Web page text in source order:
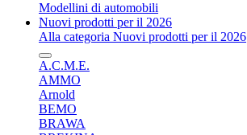
Modellini di automobili
Nuovi prodotti per il 2026
Alla categoria Nuovi prodotti per il 2026
A.C.M.E.
AMMO
Arnold
BEMO
BRAWA